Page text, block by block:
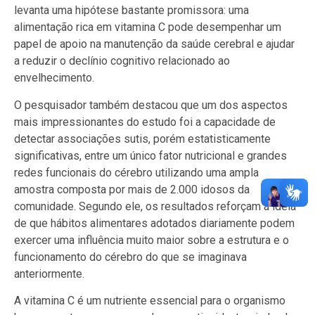
levanta uma hipótese bastante promissora: uma
alimentação rica em vitamina C pode desempenhar um
papel de apoio na manutenção da saúde cerebral e ajudar
a reduzir o declínio cognitivo relacionado ao
envelhecimento.
O pesquisador também destacou que um dos aspectos
mais impressionantes do estudo foi a capacidade de
detectar associações sutis, porém estatisticamente
significativas, entre um único fator nutricional e grandes
redes funcionais do cérebro utilizando uma ampla
amostra composta por mais de 2.000 idosos da
comunidade. Segundo ele, os resultados reforçam a ideia
de que hábitos alimentares adotados diariamente podem
exercer uma influência muito maior sobre a estrutura e o
funcionamento do cérebro do que se imaginava
anteriormente.
A vitamina C é um nutriente essencial para o organismo